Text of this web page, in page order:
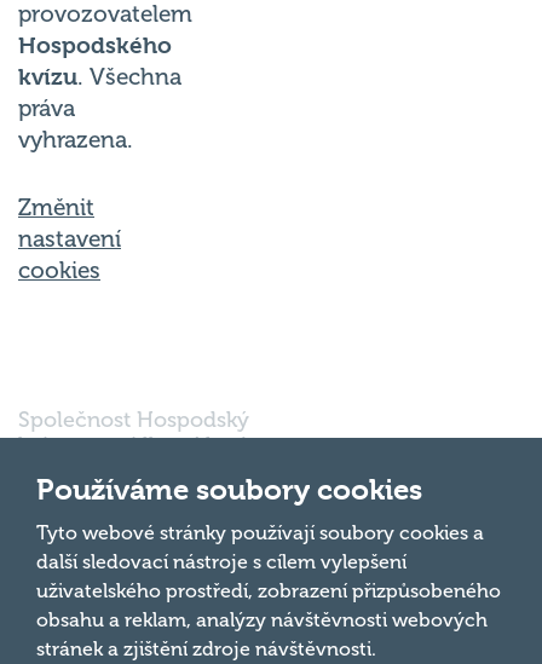
provozovatelem
Hospodského
kvízu. Všechna
práva
vyhrazena.
Změnit
nastavení
cookies
Společnost Hospodský
kvíz s.r.o., sídlem Nové
602 00 Brno, IČ:
03980138, DIČ:
CZ03980138 je vedena
pod spisovou značkou
a oddílem 90428 C u
Krajského soudu v
Brně.
Nahoru
Používáme soubory cookies
Tyto webové stránky používají soubory cookies a
další sledovací nástroje s cílem vylepšení
uživatelského prostředí, zobrazení přizpůsobeného
obsahu a reklam, analýzy návštěvnosti webových
stránek a zjištění zdroje návštěvnosti.